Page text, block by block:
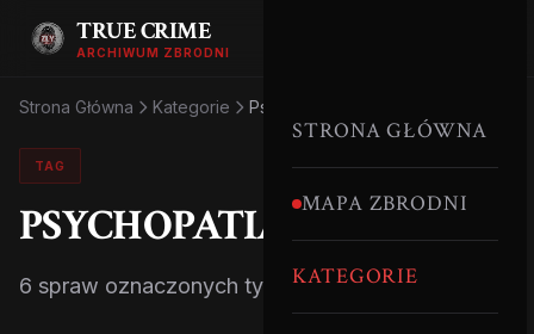
TRUE CRIME
ARCHIWUM ZBRODNI
STRONA GŁÓWNA
MAPA ZBRODNI
KATEGORIE
Strona Główna Kategorie Psychopatia
TAG
PSYCHOPATIA
6 spraw oznaczonych tym tagiem.